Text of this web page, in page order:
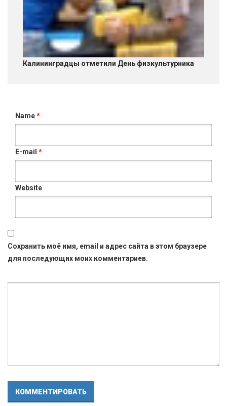
Калининградцы отметили День физкультурника
Name*
E-mail *
Website
Сохранить моё имя, email и адрес сайта в этом браузере
для последующих моих комментариев.